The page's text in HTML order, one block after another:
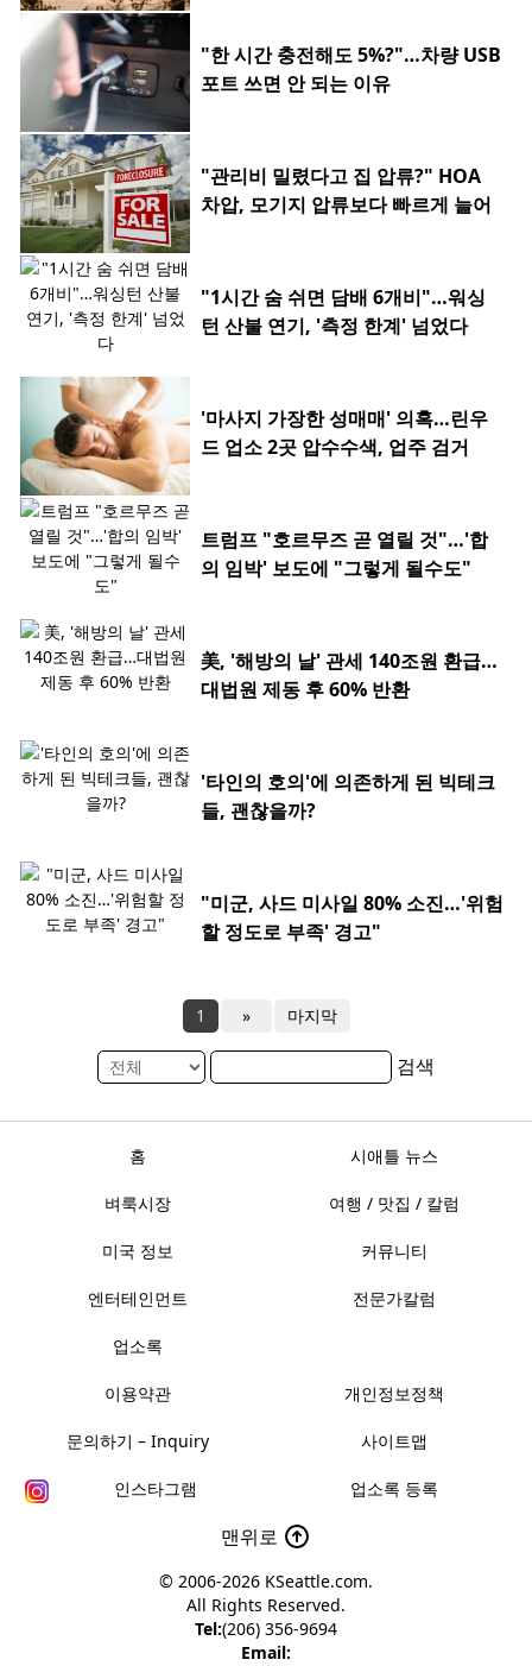
"한 시간 충전해도 5%?"…차량 USB
포트 쓰면 안 되는 이유
"관리비 밀렸다고 집 압류?" HOA
차압, 모기지 압류보다 빠르게 늘어
"1시간 숨 쉬면 담배 6개비"…워싱
턴 산불 연기, '측정 한계' 넘었다
'마사지 가장한 성매매' 의혹…린우
드 업소 2곳 압수수색, 업주 검거
트럼프 "호르무즈 곧 열릴 것"…'합
의 임박' 보도에 "그렇게 될수도"
美, '해방의 날' 관세 140조원 환급…
대법원 제동 후 60% 반환
'타인의 호의'에 의존하게 된 빅테크
들, 괜찮을까?
"미군, 사드 미사일 80% 소진…'위험
할 정도로 부족' 경고"
1 » 마지막
검색
홈 시애틀 뉴스
벼룩시장 여행 / 맛집 / 칼럼
미국 정보 커뮤니티
엔터테인먼트 전문가칼럼
업소록
이용약관 개인정보정책
문의하기 – Inquiry 사이트맵
인스타그램 업소록 등록
맨위로
© 2006-2026 KSeattle.com.
All Rights Reserved.
Tel:(206) 356-9694
Email: